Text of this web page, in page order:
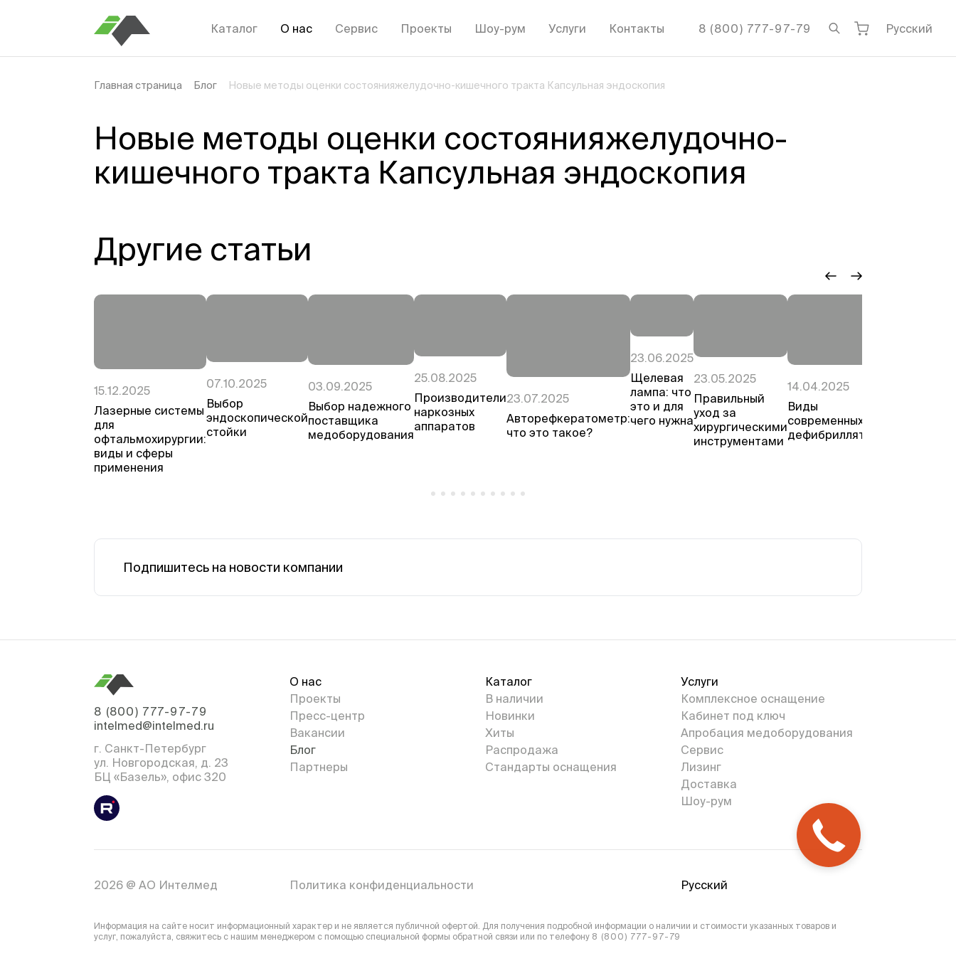
Каталог О нас Сервис Проекты Шоу-рум Услуги Контакты 8 (800) 777-97-79 Русский
Главная страница Блог Новые методы оценки состоянияжелудочно-кишечного тракта Капсульная эндоскопия
Новые методы оценки состоянияжелудочно-
кишечного тракта Капсульная эндоскопия
Другие статьи
15.12.2025
Лазерные системы
для
офтальмохирургии:
виды и сферы
применения
07.10.2025
Выбор
эндоскопической
стойки
03.09.2025
Выбор надежного
поставщика
медоборудования
25.08.2025
Производители
наркозных
аппаратов
23.07.2025
Авторефкератометр:
что это такое?
23.06.2025
Щелевая
лампа: что
это и для
чего нужна
23.05.2025
Правильный
уход за
хирургическими
инструментами
14.04.2025
Виды
современных
дефибрилляторов
Подпишитесь на новости компании
8 (800) 777-97-79
intelmed@intelmed.ru
г. Санкт-Петербург
ул. Новгородская, д. 23
БЦ «Базель», офис 320
О нас
Проекты
Пресс-центр
Вакансии
Блог
Партнеры
Каталог
В наличии
Новинки
Хиты
Распродажа
Стандарты оснащения
Услуги
Комплексное оснащение
Кабинет под ключ
Апробация медоборудования
Сервис
Лизинг
Доставка
Шоу-рум
2026 @ АО Интелмед Политика конфиденциальности Русский
Информация на сайте носит информационный характер и не является публичной офертой. Для получения подробной информации о наличии и стоимости указанных товаров и
услуг, пожалуйста, свяжитесь с нашим менеджером с помощью специальной формы обратной связи или по телефону 8 (800) 777-97-79